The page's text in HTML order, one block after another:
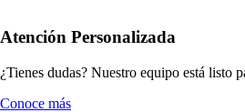
Atención Personalizada
¿Tienes dudas? Nuestro equipo está listo
Conoce más